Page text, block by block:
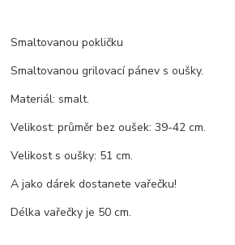
Smaltovanou pokličku
Smaltovanou grilovací pánev s oušky.
Materiál: smalt.
Velikost: průměr bez oušek: 39-42 cm.
Velikost s oušky: 51 cm.
A jako dárek dostanete vařečku!
Délka vařečky je 50 cm.